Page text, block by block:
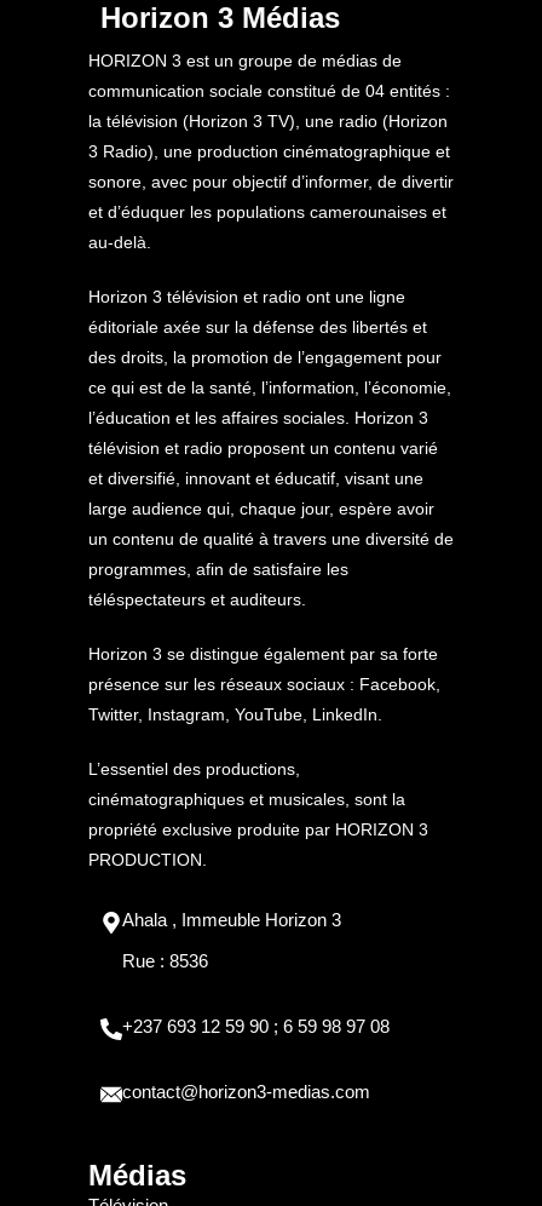
Horizon 3 Médias
HORIZON 3 est un groupe de médias de
communication sociale constitué de 04 entités :
la télévision (Horizon 3 TV), une radio (Horizon
3 Radio), une production cinématographique et
sonore, avec pour objectif d’informer, de divertir
et d’éduquer les populations camerounaises et
au-delà.
Horizon 3 télévision et radio ont une ligne
éditoriale axée sur la défense des libertés et
des droits, la promotion de l’engagement pour
ce qui est de la santé, l’information, l’économie,
l’éducation et les affaires sociales. Horizon 3
télévision et radio proposent un contenu varié
et diversifié, innovant et éducatif, visant une
large audience qui, chaque jour, espère avoir
un contenu de qualité à travers une diversité de
programmes, afin de satisfaire les
téléspectateurs et auditeurs.
Horizon 3 se distingue également par sa forte
présence sur les réseaux sociaux : Facebook,
Twitter, Instagram, YouTube, LinkedIn.
L’essentiel des productions,
cinématographiques et musicales, sont la
propriété exclusive produite par HORIZON 3
PRODUCTION.
Ahala , Immeuble Horizon 3
Rue : 8536
+237 693 12 59 90 ; 6 59 98 97 08
contact@horizon3-medias.com
Médias